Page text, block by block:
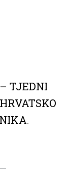
TJEDNI
HRVATSKO
.